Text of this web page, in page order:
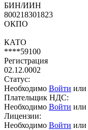
БИН/ИИН
800218301823
ОКПО
КАТО
****59100
Регистрация
02.12.0002
Статус:
Необходимо Войти или
Плательщик НДС:
Необходимо Войти или
Лицензии:
Необходимо Войти или